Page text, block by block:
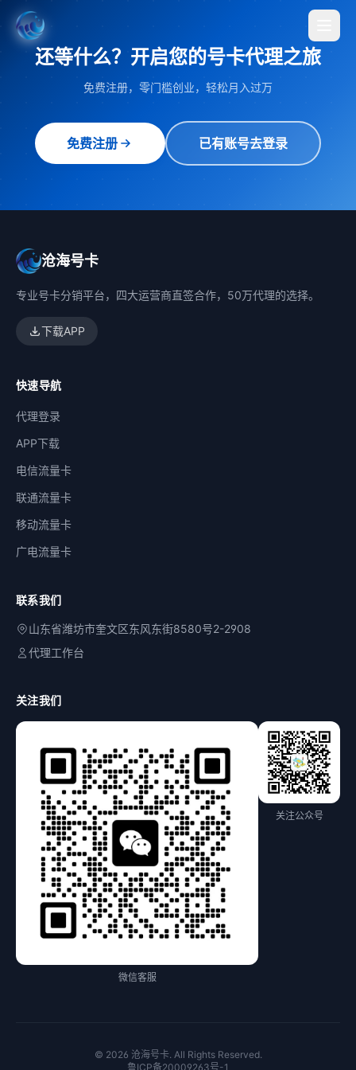
还等什么？开启您的号卡代理之旅
免费注册，零门槛创业，轻松月入过万
免费注册 已有账号去登录
沧海号卡
专业号卡分销平台，四大运营商直签合作，50万代理的选择。
下载APP
快速导航
代理登录
APP下载
电信流量卡
联通流量卡
移动流量卡
广电流量卡
联系我们
山东省潍坊市奎文区东风东街8580号2-2908
代理工作台
关注我们
微信客服
关注公众号
© 2026 沧海号卡. All Rights Reserved.
鲁ICP备20009263号-1